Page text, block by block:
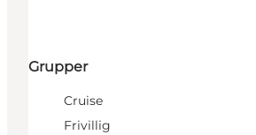
Grupper
Cruise
Frivillig